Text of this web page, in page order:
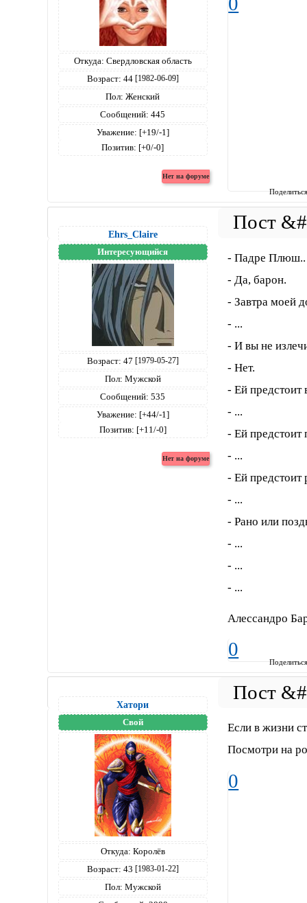
Откуда: Свердловская область
Возраст: 44 [1982-06-09]
Пол: Женский
Сообщений: 445
Уважение: [+19/-1]
Позитив: [+0/-0]
Ehrs_Claire
Интересующийся
Возраст: 47 [1979-05-27]
Пол: Мужской
Сообщений: 535
Уважение: [+44/-1]
Позитив: [+11/-0]
- Падре Плюш..
- Да, барон.
- Завтра моей
- ...
- И вы не
- Нет.
- Ей предстоит
- ...
- Ей предстоит
- ...
- Ей предстоит
- ...
- Рано или
- ...
- ...
- ...
Алессандро
0
Хатори
Свой
Откуда: Королёв
Возраст: 43 [1983-01-22]
Пол: Мужской
Если в жизни
Посмотри на
0